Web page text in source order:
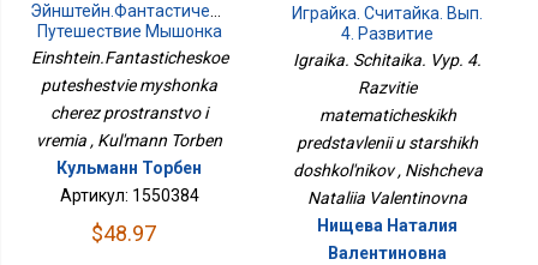
Эйнштейн.Фантастическое
Путешествие Мышонка
Через Пространство И
Einshtein.Fantasticheskoe
puteshestvie myshonka
cherez prostranstvo i
vremia , Kul'mann Torben
Кульманн Торбен
Артикул: 1550384
$48.97
Играйка. Считайка. Вып.
4. Развитие
Математических
Представлений У
Старших Дошкольников
Igraika. Schitaika. Vyp. 4.
Razvitie
matematicheskikh
predstavlenii u starshikh
doshkol'nikov , Nishcheva
Nataliia Valentinovna
Нищева Наталия
Валентиновна